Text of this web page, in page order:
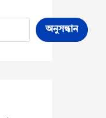
অনুসন্ধান